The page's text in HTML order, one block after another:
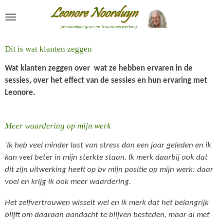
direct
de
Dit is wat klanten zeggen
Wat klanten zeggen over wat ze hebben ervaren in de
sessies, over het effect van de sessies en hun ervaring met
Leonore.
Meer waardering op mijn werk
'Ik heb veel minder last van stress dan een jaar geleden en ik
kan veel beter in mijn sterkte staan. Ik merk daarbij ook dat
dit zijn uitwerking heeft op bv mijn positie op mijn werk: daar
voel en krijg ik ook meer waardering.
Het zelfvertrouwen wisselt wel en ik merk dat het belangrijk
blijft om daaraan aandacht te blijven besteden, maar al met